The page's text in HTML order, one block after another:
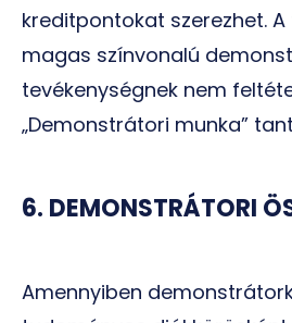
kreditpontokat szerezhet.
magas színvonalú
tevékenységnek nem
„Demonstrátori munka”
6. DEMONSTRÁTORI
Amennyiben